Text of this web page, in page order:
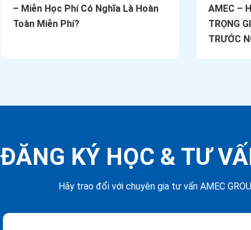
– Miễn Học Phí Có Nghĩa Là Hoàn
Toàn Miễn Phí?
AMEC –
TRỌNG
TRƯỚC
ĐĂNG KÝ HỌC & TƯ
Hãy trao đổi với chuyên gia tư vấn AMEC